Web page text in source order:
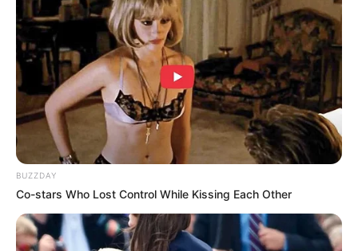
2. Jenis triple crown adalah jenis yang agak susah
untuk tumbuh, namun jika panen jenis ini tak
memiliki biji
BUZZDAY
Co-stars Who Lost Control While Kissing Each Other